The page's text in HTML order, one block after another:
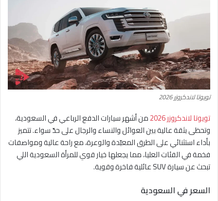
تويوتا لاندكروزر 2026
تويوتا لاندكروزر 2026
من أشهر سيارات الدفع الرباعي في السعودية،
وتحظى بثقة عالية بين العوائل والنساء والرجال على حدّ سواء. تتميز
بأداء استثنائي على الطرق المعبّدة والوعرة، مع راحة عالية ومواصفات
فخمة في الفئات العليا، مما يجعلها خيار قوي للمرأة السعودية اللي
تبحث عن سيارة SUV عائلية فاخرة وقوية.
السعر في السعودية